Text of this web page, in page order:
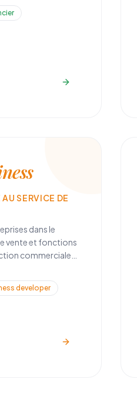
financière de
SERVICE DE
dans le
vente et fonctions
commerciale,
de
developer